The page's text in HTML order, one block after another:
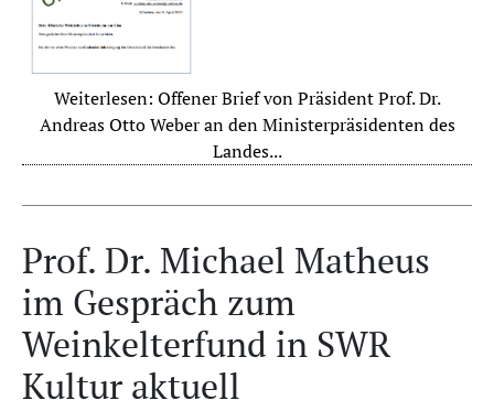
Weiterlesen: Offener Brief von Präsident Prof. Dr.
Andreas Otto Weber an den Ministerpräsidenten des
Landes...
Prof. Dr. Michael Matheus
im Gespräch zum
Weinkelterfund in SWR
Kultur aktuell